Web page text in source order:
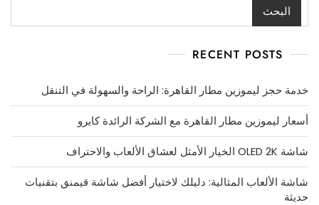
البحث
RECENT POSTS
خدمة حجز ليموزين مطار القاهرة: الراحة والسهولة في التنقل
أسعار ليموزين مطار القاهرة مع الشركة الرائدة كايرو
شاشة OLED 2K الخيار الأمثل لعشاق الألعاب والاحتراف
شاشة الألعاب المثالية: دليلك لاختيار أفضل شاشة قيمنق بتقنيات
حديثة